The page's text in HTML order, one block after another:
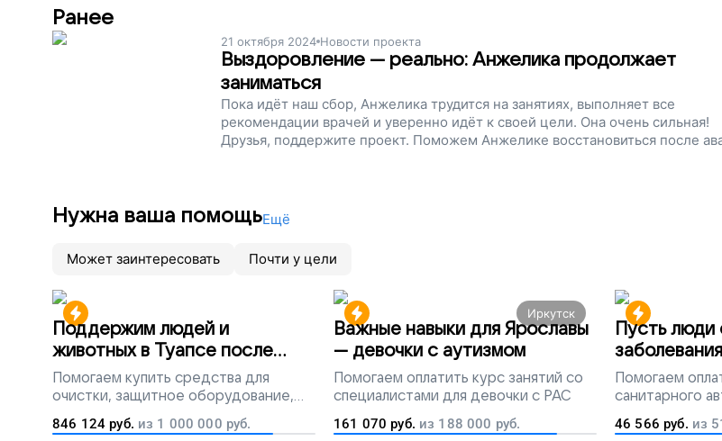
Ранее
21 октября 2024 Новости проекта
Выздоровление — реально: Анжелика продолжает
заниматься
Пока идёт наш сбор, Анжелика трудится на занятиях, выполняет все
рекомендации врачей и уверенно идёт к своей цели. Она очень сильная!
Друзья, поддержите проект. Поможем Анжелике восстановиться после
Нужна ваша помощьЕщё
Может заинтересовать Почти у цели
Поддержим людей и
животных в Туапсе после
разлива мазута
Помогаем купить средства для
очистки, защитное оборудование,
лекарства, корм и предметы первой
необходимости
846 124 руб. из 1 000 000 руб.
Иркутск
Важные навыки для Ярославы
— девочки с аутизмом
Помогаем оплатить курс занятий со
специалистами для девочки с РАС
161 070 руб. из 188 000 руб.
Пусть люди
попадут на
Помогаем
санитарного
перевозки
46 566 руб. из